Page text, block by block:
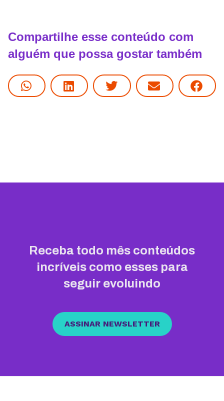
Compartilhe esse conteúdo com
alguém que possa gostar também
Receba todo mês conteúdos
incríveis como esses para
seguir evoluindo
ASSINAR NEWSLETTER